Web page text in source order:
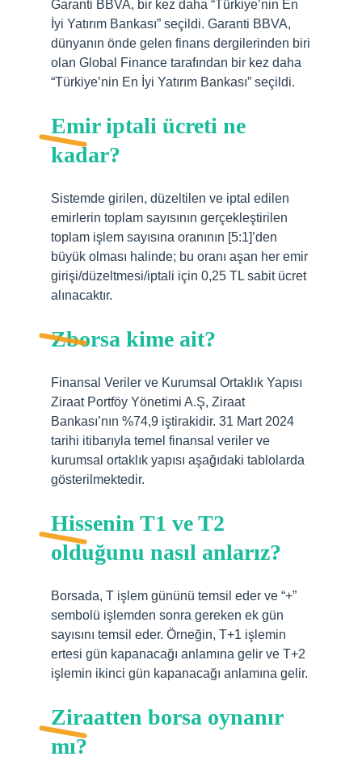
Garanti BBVA, bir kez daha “Türkiye’nin En
İyi Yatırım Bankası” seçildi. Garanti BBVA,
dünyanın önde gelen finans dergilerinden biri
olan Global Finance tarafından bir kez daha
“Türkiye’nin En İyi Yatırım Bankası” seçildi.
Emir iptali ücreti ne
kadar?
Sistemde girilen, düzeltilen ve iptal edilen
emirlerin toplam sayısının gerçekleştirilen
toplam işlem sayısına oranının [5:1]’den
büyük olması halinde; bu oranı aşan her emir
girişi/düzeltmesi/iptali için 0,25 TL sabit ücret
alınacaktır.
Zborsa kime ait?
Finansal Veriler ve Kurumsal Ortaklık Yapısı
Ziraat Portföy Yönetimi A.Ş, Ziraat
Bankası’nın %74,9 iştirakidir. 31 Mart 2024
tarihi itibarıyla temel finansal veriler ve
kurumsal ortaklık yapısı aşağıdaki tablolarda
gösterilmektedir.
Hissenin T1 ve T2
olduğunu nasıl anlarız?
Borsada, T işlem gününü temsil eder ve “+”
sembolü işlemden sonra gereken ek gün
sayısını temsil eder. Örneğin, T+1 işlemin
ertesi gün kapanacağı anlamına gelir ve T+2
işlemin ikinci gün kapanacağı anlamına gelir.
Ziraatten borsa oynanır
mı?